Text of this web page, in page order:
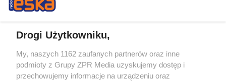
Drogi Użytkowniku,
My, naszych 1162 zaufanych partnerów oraz inne
podmioty z Grupy ZPR Media uzyskujemy dostęp i
przechowujemy informacje na urządzeniu oraz